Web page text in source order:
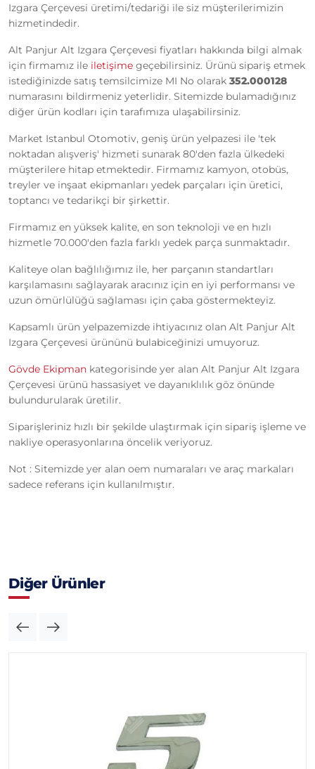
Izgara Çerçevesi üretimi/tedariği ile siz müşterilerimizin
hizmetindedir.
Alt Panjur Alt Izgara Çerçevesi fiyatları hakkında bilgi almak
için firmamız ile iletişime geçebilirsiniz. Ürünü sipariş etmek
istediğinizde satış temsilcimize MI No olarak 352.000128
numarasını bildirmeniz yeterlidir. Sitemizde bulamadığınız
diğer ürün kodları için tarafımıza ulaşabilirsiniz.
Market Istanbul Otomotiv, geniş ürün yelpazesi ile 'tek
noktadan alışveriş' hizmeti sunarak 80'den fazla ülkedeki
müşterilere hitap etmektedir. Firmamız kamyon, otobüs,
treyler ve inşaat ekipmanları yedek parçaları için üretici,
toptancı ve tedarikçi bir şirkettir.
Firmamız en yüksek kalite, en son teknoloji ve en hızlı
hizmetle 70.000'den fazla farklı yedek parça sunmaktadır.
Kaliteye olan bağlılığımız ile, her parçanın standartları
karşılamasını sağlayarak aracınız için en iyi performansı ve
uzun ömürlülüğü sağlaması için çaba göstermekteyiz.
Kapsamlı ürün yelpazemizde ihtiyacınız olan Alt Panjur Alt
Izgara Çerçevesi ürününü bulabiceğinizi umuyoruz.
Gövde Ekipman kategorisinde yer alan Alt Panjur Alt Izgara
Çerçevesi ürünü hassasiyet ve dayanıklılık göz önünde
bulundurularak üretilir.
Siparişleriniz hızlı bir şekilde ulaştırmak için sipariş işleme ve
nakliye operasyonlarına öncelik veriyoruz.
Not : Sitemizde yer alan oem numaraları ve araç markaları
sadece referans için kullanılmıştır.
Diğer Ürünler